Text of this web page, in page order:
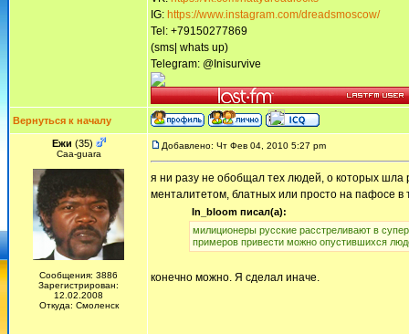
IG: https://www.instagram.com/dreadsmoscow/
Tel: +79150277869
(sms| whats up)
Telegram: @Inisurvive
Вернуться к началу
Ежи (35)
Сaa-guara
Сообщения: 3886
Зарегистрирован:
12.02.2008
Откуда: Смоленск
Добавлено: Чт Фев 04, 2010 5:27 pm
я ни разу не обобщал тех людей, о которых шла
менталитетом, блатных или просто на пафосе в
In_bloom писал(а):
милиционеры русские расстреливают в
примеров привести можно опустившихся
конечно можно. Я сделал иначе.